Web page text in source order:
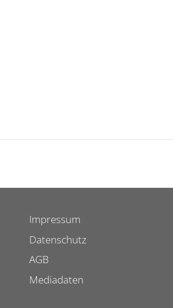
Impressum
Datenschutz
AGB
Mediadaten